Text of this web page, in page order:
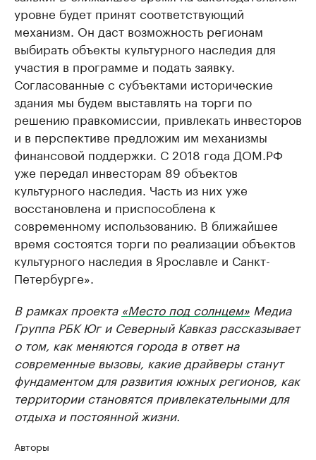
уровне будет принят соответствующий
механизм. Он даст возможность регионам
выбирать объекты культурного наследия для
участия в программе и подать заявку.
Согласованные с субъектами исторические
здания мы будем выставлять на торги по
решению правкомиссии, привлекать инвесторов
и в перспективе предложим им механизмы
финансовой поддержки. С 2018 года ДОМ.РФ
уже передал инвесторам 89 объектов
культурного наследия. Часть из них уже
восстановлена и приспособлена к
современному использованию. В ближайшее
время состоятся торги по реализации объектов
культурного наследия в Ярославле и Санкт-
Петербурге».
В рамках проекта «Место под солнцем» Медиа
Группа РБК Юг и Северный Кавказ рассказывает
о том, как меняются города в ответ на
современные вызовы, какие драйверы станут
фундаментом для развития южных регионов, как
территории становятся привлекательными для
отдыха и постоянной жизни.
Авторы